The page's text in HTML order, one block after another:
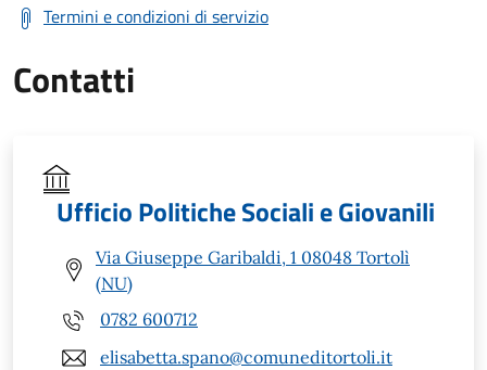
Termini e condizioni di servizio
Contatti
Ufficio Politiche Sociali e Giovanili
Via Giuseppe Garibaldi, 1 08048 Tortolì
(NU)
0782 600712
elisabetta.spano@comuneditortoli.it